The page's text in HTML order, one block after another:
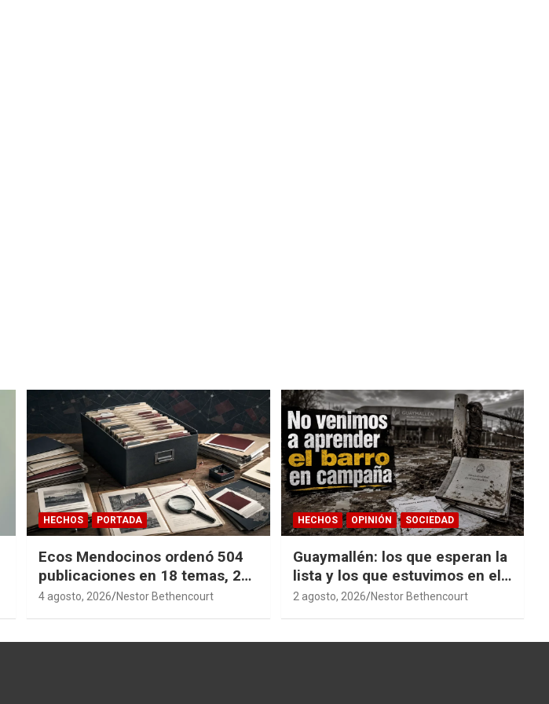
HECHOS PORTADA
Ecos Mendocinos ordenó 504
publicaciones en 18 temas, 27
sagas y 14 índices para
4 agosto, 2026 Nestor Bethencourt
HECHOS OPINIÓN SOCIEDAD
Guaymallén: los que esperan la
lista y los que estuvimos en el
barro
2 agosto, 2026 Nestor Bethencourt